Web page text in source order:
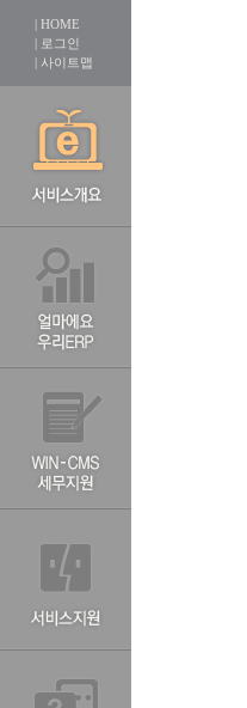
| HOME
| 로그인
| 사이트맵